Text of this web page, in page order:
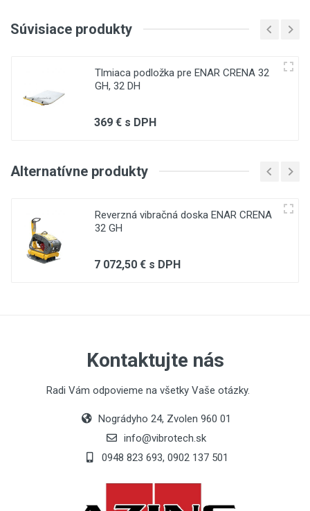
1
Write A Review
Your Name
Post Your Review
Súvisiace produkty
Tlmiaca podložka pre ENAR CRENA 32
GH, 32 DH
369 € s DPH
Alternatívne produkty
Reverzná vibračná doska ENAR CRENA
32 GH
7 072,50 € s DPH
Kontaktujte nás
Radi Vám odpovieme na všetky Vaše otázky.
Nográdyho 24, Zvolen 960 01
info@vibrotech.sk
0948 823 693, 0902 137 501